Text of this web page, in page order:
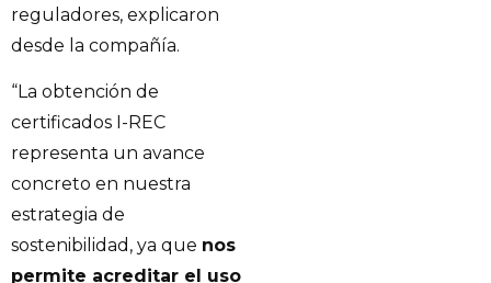
reguladores, explicaron
desde la compañía.
“La obtención de
certificados I-REC
representa un avance
concreto en nuestra
estrategia de
sostenibilidad, ya que nos
permite acreditar el uso